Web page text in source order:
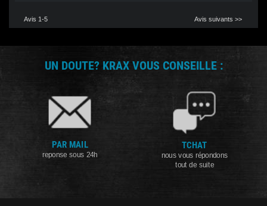
Avis 1-5 Avis suivants >>
UN DOUTE? KRAX VOUS CONSEILLE :
PAR MAIL
reponse sous 24h
TCHAT
nous vous répondons
tout de suite